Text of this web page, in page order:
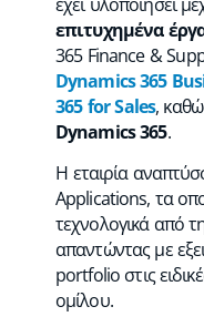
έχει υλοποιήσει
επιτυχημένα
365 Finance &
Dynamics365
365forSales,
Dynamics365.
Η εταιρία
Applications, τα
τεχνολογικά από
απαντώντας με
portfolio στις
ομίλου.